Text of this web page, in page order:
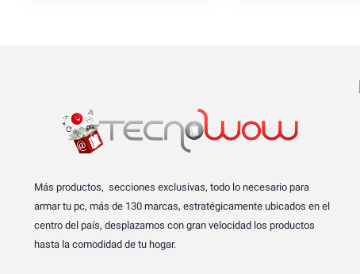
Más productos, secciones exclusivas, todo lo necesario para
armar tu pc, más de 130 marcas, estratégicamente ubicados en el
centro del país, desplazamos con gran velocidad los productos
hasta la comodidad de tu hogar.